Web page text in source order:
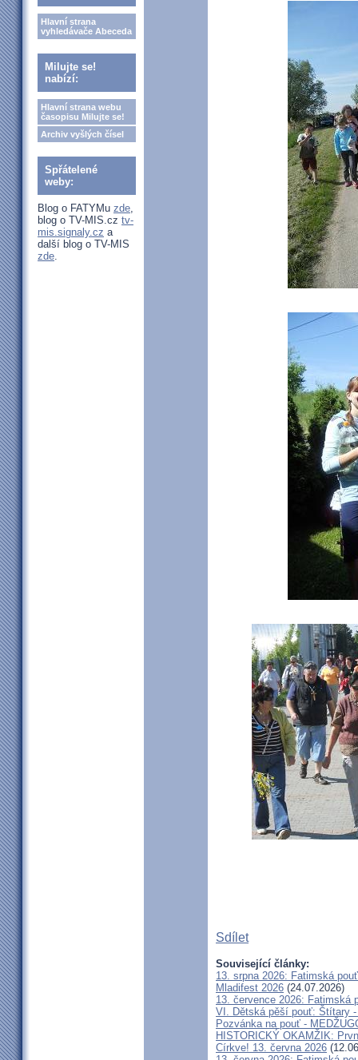
Hlavní strana
vyhledávače Abeceda
Milujte se!
nabízí:
Hlavní strana webu
časopisu Milujte se!
Archiv vyšlých čísel
Spřátelené
weby:
Blog o FATYMu zde,
blog o TV-MIS.cz tv-
mis.signaly.cz a
další blog o TV-MIS
zde.
Sdílet
Související články:
13. srpna 2026: Fatimská
Mladifest 2026 (24.07.2026)
13. července 2026: Fatimská
VI. Dětská pěší pouť: Štítary
Pozvánka na pouť -
HISTORICKÝ OKAMŽIK:
Církve! 13. června 2026